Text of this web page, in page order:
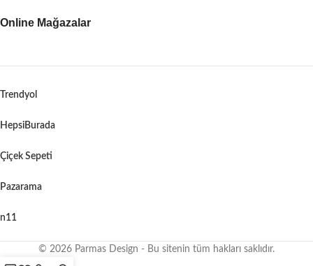
Online Mağazalar
Trendyol
HepsiBurada
Çiçek Sepeti
Pazarama
n11
© 2026 Parmas Design - Bu sitenin tüm hakları saklıdır.